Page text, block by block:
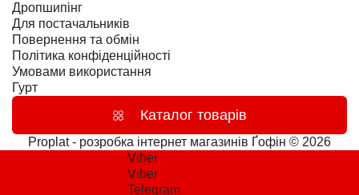
Дропшипінг
Для постачальників
Повернення та обмін
Політика конфіденційності
Умовами використання
Гурт
Каталог товарів
Proplat - розробка інтернет магазинів Ґофін © 2026
Viber
Viber
Telegram